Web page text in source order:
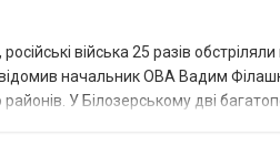
війська 25 разів
начальник ОВА Вадим
У Білозерському дві